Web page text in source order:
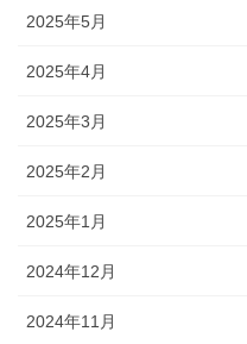
2025年5月
2025年4月
2025年3月
2025年2月
2025年1月
2024年12月
2024年11月